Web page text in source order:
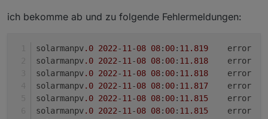
ich bekomme ab und zu folgende Fehlermeldungen:
solarmanpv.0 2022-11 -08 08: 00: 11.819
solarmanpv.0 2022-11 -08 08: 00: 11.818
solarmanpv.0 2022-11 -08 08: 00: 11.818
solarmanpv.0 2022-11 -08 08: 00: 11.817
solarmanpv.0 2022-11 -08 08: 00: 11.815
solarmanpv.0 2022-11 -08 08: 00: 11.815